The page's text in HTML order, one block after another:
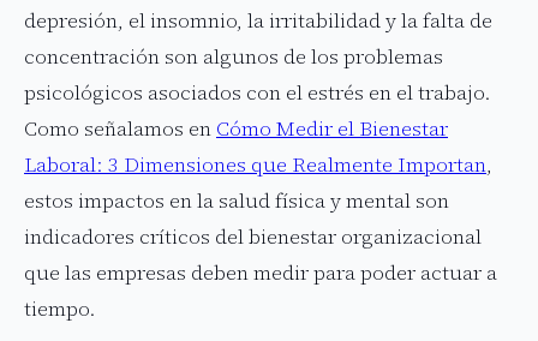
depresión, el insomnio, la irritabilidad y la falta de
concentración son algunos de los problemas
psicológicos asociados con el estrés en el trabajo.
Como señalamos en Cómo Medir el Bienestar
Laboral: 3 Dimensiones que Realmente Importan,
estos impactos en la salud física y mental son
indicadores críticos del bienestar organizacional
que las empresas deben medir para poder actuar a
tiempo.